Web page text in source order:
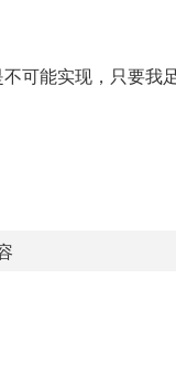
可能实现，只要我足